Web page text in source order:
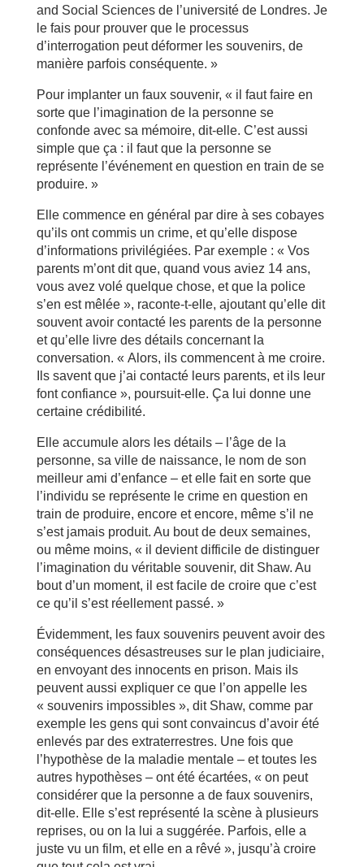
and Social Sciences de l’université de Londres. Je
le fais pour prouver que le processus
d’interrogation peut déformer les souvenirs, de
manière parfois conséquente. »
Pour implanter un faux souvenir, « il faut faire en
sorte que l’imagination de la personne se
confonde avec sa mémoire, dit-elle. C’est aussi
simple que ça : il faut que la personne se
représente l’événement en question en train de se
produire. »
Elle commence en général par dire à ses cobayes
qu’ils ont commis un crime, et qu’elle dispose
d’informations privilégiées. Par exemple : « Vos
parents m’ont dit que, quand vous aviez 14 ans,
vous avez volé quelque chose, et que la police
s’en est mêlée », raconte-t-elle, ajoutant qu’elle dit
souvent avoir contacté les parents de la personne
et qu’elle livre des détails concernant la
conversation. « Alors, ils commencent à me croire.
Ils savent que j’ai contacté leurs parents, et ils leur
font confiance », poursuit-elle. Ça lui donne une
certaine crédibilité.
Elle accumule alors les détails – l’âge de la
personne, sa ville de naissance, le nom de son
meilleur ami d’enfance – et elle fait en sorte que
l’individu se représente le crime en question en
train de produire, encore et encore, même s’il ne
s’est jamais produit. Au bout de deux semaines,
ou même moins, « il devient difficile de distinguer
l’imagination du véritable souvenir, dit Shaw. Au
bout d’un moment, il est facile de croire que c’est
ce qu’il s’est réellement passé. »
Évidemment, les faux souvenirs peuvent avoir des
conséquences désastreuses sur le plan judiciaire,
en envoyant des innocents en prison. Mais ils
peuvent aussi expliquer ce que l’on appelle les
« souvenirs impossibles », dit Shaw, comme par
exemple les gens qui sont convaincus d’avoir été
enlevés par des extraterrestres. Une fois que
l’hypothèse de la maladie mentale – et toutes les
autres hypothèses – ont été écartées, « on peut
considérer que la personne a de faux souvenirs,
dit-elle. Elle s’est représenté la scène à plusieurs
reprises, ou on la lui a suggérée. Parfois, elle a
juste vu un film, et elle en a rêvé », jusqu’à croire